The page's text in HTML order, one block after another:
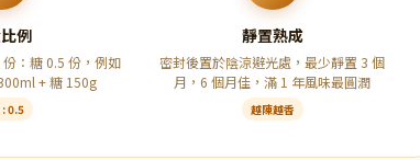
例
：糖 0.5 份，例如
+ 糖 150g
: 0.5
靜置熟成
密封後置於陰涼避光處，最少靜置 3 個
月，6 個月佳，滿 1 年風味最圓潤
越陳越香